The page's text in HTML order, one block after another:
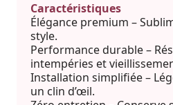
Caractéristiques
Élégance premium –
style.
Performance durable –
intempéries et
Installation simplifiée –
un clin d’œil.